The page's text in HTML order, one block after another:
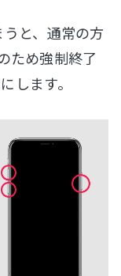
と、通常の方
ため強制終了
します。